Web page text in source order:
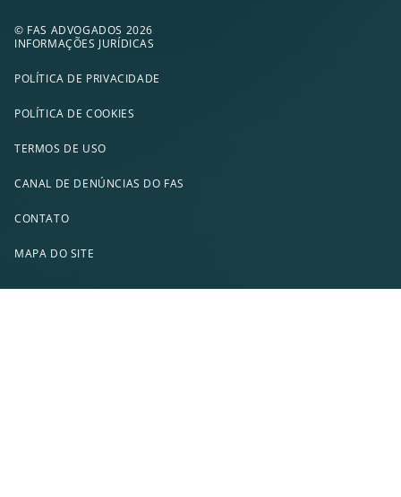
© FAS ADVOGADOS 2026
INFORMAÇÕES JURÍDICAS
POLÍTICA DE PRIVACIDADE
POLÍTICA DE COOKIES
TERMOS DE USO
CANAL DE DENÚNCIAS DO FAS
CONTATO
MAPA DO SITE